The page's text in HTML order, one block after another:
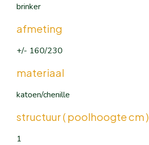
brinker
afmeting
+/- 160/230
materiaal
katoen/chenille
structuur ( poolhoogte cm )
1